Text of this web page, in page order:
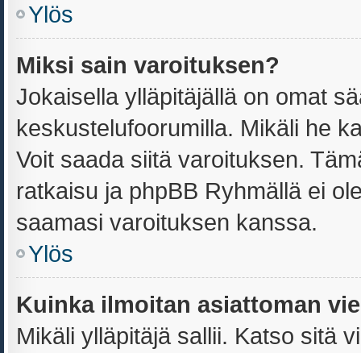
Ylös
Miksi sain varoituksen?
Jokaisella ylläpitäjällä on omat
keskustelufoorumilla. Mikäli he
Voit saada siitä varoituksen.
ratkaisu ja phpBB Ryhmällä ei
saamasi varoituksen kanssa.
Ylös
Kuinka ilmoitan asiattoman
Mikäli ylläpitäjä sallii. Katso sitä